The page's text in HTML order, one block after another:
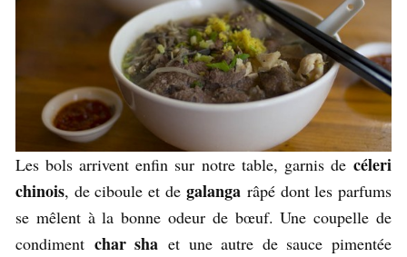
Les bols arrivent enfin sur notre table, garnis de céleri
chinois, de ciboule et degalanga râpé dont les parfums
se mêlent à la bonne odeur de bœuf. Une coupelle de
condiment char sha et une autre de sauce pimentée